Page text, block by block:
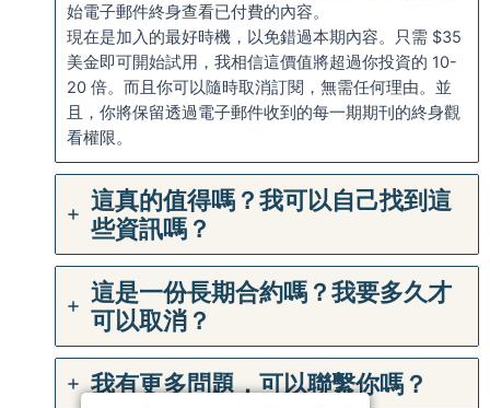
始電子郵件終身查看已付費的內容。
現在是加入的最好時機，以免錯過本期內容。只需 $35
美金即可開始試用，我相信這價值將超過你投資的 10-
20 倍。而且你可以隨時取消訂閱，無需任何理由。並
且，你將保留透過電子郵件收到的每一期期刊的終身觀
看權限。
這真的值得嗎？我可以自己找到這
些資訊嗎？
這是一份長期合約嗎？我要多久才
可以取消？
我有更多問題，可以聯繫你嗎？